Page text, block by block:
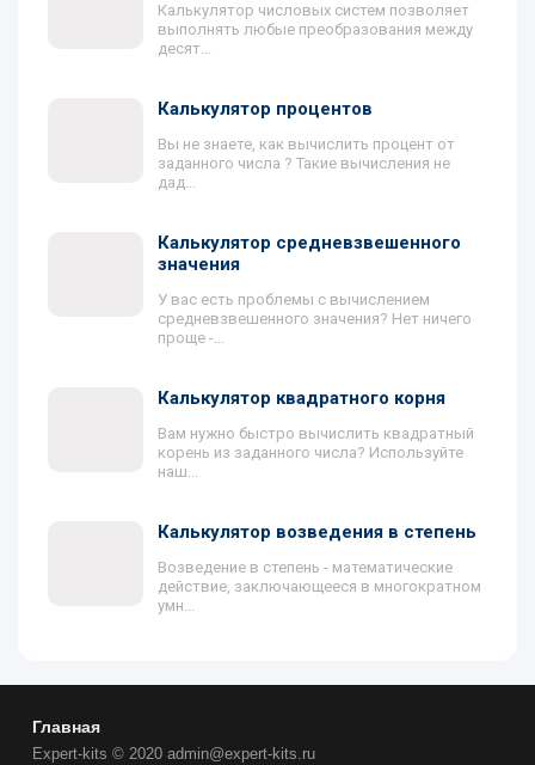
Калькулятор числовых систем позволяет
выполнять любые преобразования между
десят...
Калькулятор процентов
Вы не знаете, как вычислить процент от
заданного числа ? Такие вычисления не
дад...
Калькулятор средневзвешенного
значения
У вас есть проблемы с вычислением
средневзвешенного значения? Нет ничего
проще -...
Калькулятор квадратного корня
Вам нужно быстро вычислить квадратный
корень из заданного числа? Используйте
наш...
Калькулятор возведения в степень
Возведение в степень - математические
действие, заключающееся в многократном
умн...
Главная
Expert-kits © 2020 admin@expert-kits.ru